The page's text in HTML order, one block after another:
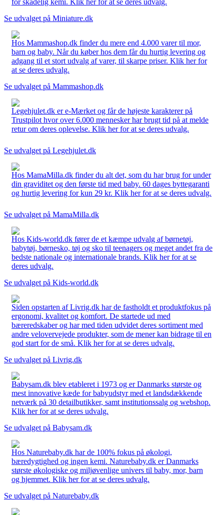
Se udvalget på Miniature.dk
Hos Mammashop.dk finder du mere end 4.000 varer til mor,
barn og baby. Når du køber hos dem får du hurtig levering og
adgang til et stort udvalg af varer, til skarpe priser. Klik her for
at se deres udvalg.
Se udvalget på Mammashop.dk
Legehjulet.dk er e-Mærket og får de højeste karakterer på
Trustpilot hvor over 6.000 mennesker har brugt tid på at melde
retur om deres oplevelse. Klik her for at se deres udvalg.
Se udvalget på Legehjulet.dk
Hos MamaMilla.dk finder du alt det, som du har brug for under
din graviditet og den første tid med baby. 60 dages byttegaranti
og hurtig levering for kun 29 kr. Klik her for at se deres udvalg.
Se udvalget på MamaMilla.dk
Hos Kids-world.dk fører de et kæmpe udvalg af børnetøj,
babytøj, børnesko, tøj og sko til teenagers og meget andet fra de
bedste nationale og internationale brands. Klik her for at se
deres udvalg.
Se udvalget på Kids-world.dk
Siden opstarten af Livrig.dk har de fastholdt et produktfokus på
ergonomi, kvalitet og komfort. De startede ud med
bæreredskaber og har med tiden udvidet deres sortiment med
andre velovervejede produkter, som de mener kan bidrage til en
god start for de små. Klik her for at se deres udvalg.
Se udvalget på Livrig.dk
Babysam.dk blev etableret i 1973 og er Danmarks største og
mest innovative kæde for babyudstyr med et landsdækkende
netværk på 30 detailbutikker, samt institutionssalg og webshop.
Klik her for at se deres udvalg.
Se udvalget på Babysam.dk
Hos Naturebaby.dk har de 100% fokus på økologi,
bæredygtighed og ingen kemi. Naturebaby.dk er Danmarks
største økologiske og miljøvenlige univers til baby, mor, barn
og hjemmet. Klik her for at se deres udvalg.
Se udvalget på Naturebaby.dk